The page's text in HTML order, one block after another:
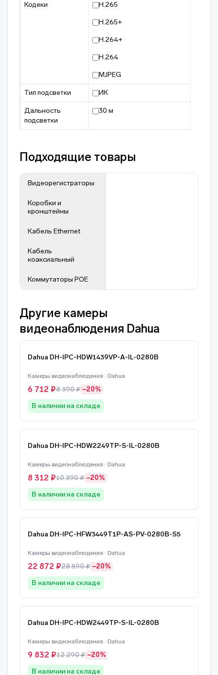
Кодеки H.265
H.265+
H.264+
H.264
MJPEG
Тип подсветки ИК
Дальность
подсветки
30 м
Подходящие товары
Видеорегистраторы
Коробки и
кронштейны
Кабель Ethernet
Кабель
коаксиальный
Коммутаторы POE
Другие камеры
видеонаблюдения Dahua
Dahua DH-IPC-HDW1439VP-A-IL-0280B
Камеры видеонаблюдения · Dahua
6 712 ₽8 390 ₽ −20%
В наличии на складе
Dahua DH-IPC-HDW2249TP-S-IL-0280B
Камеры видеонаблюдения · Dahua
8 312 ₽10 390 ₽ −20%
В наличии на складе
Dahua DH-IPC-HFW3449T1P-AS-PV-0280B-S5
Камеры видеонаблюдения · Dahua
22 872 ₽28 590 ₽ −20%
В наличии на складе
Dahua DH-IPC-HDW2449TP-S-IL-0280B
Камеры видеонаблюдения · Dahua
9 832 ₽12 290 ₽ −20%
В наличии на складе